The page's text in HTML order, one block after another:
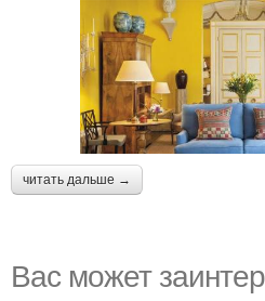
читать дальше →
Вас может